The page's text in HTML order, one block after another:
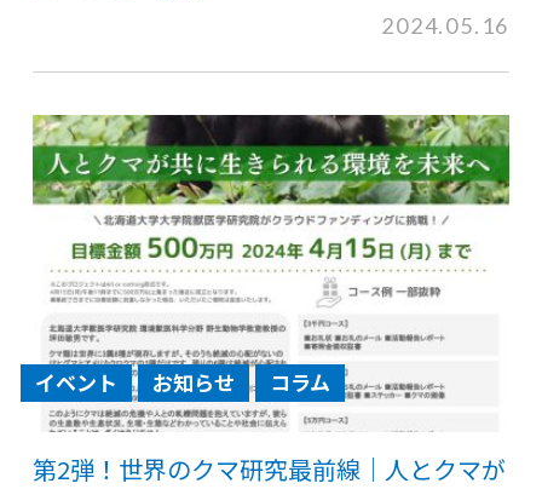
2024.05.16
イベント お知らせ コラム
第2弾！世界のクマ研究最前線｜人とクマが